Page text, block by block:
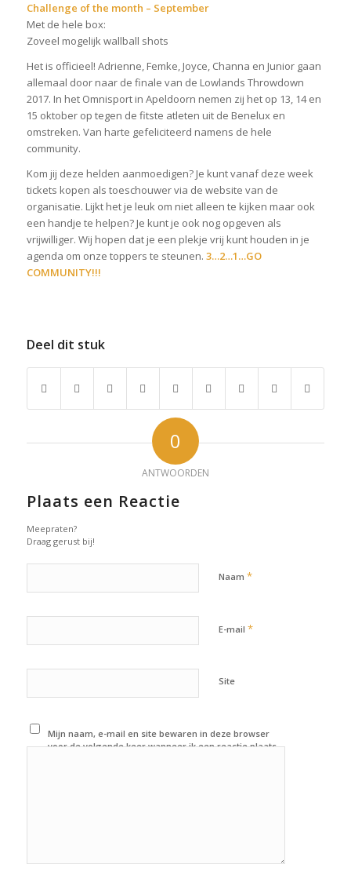
Challenge of the month – September
Met de hele box:
Zoveel mogelijk wallball shots
Het is officieel! Adrienne, Femke, Joyce, Channa en Junior gaan
allemaal door naar de finale van de Lowlands Throwdown
2017. In het Omnisport in Apeldoorn nemen zij het op 13, 14 en
15 oktober op tegen de fitste atleten uit de Benelux en
omstreken. Van harte gefeliciteerd namens de hele
community.
Kom jij deze helden aanmoedigen? Je kunt vanaf deze week
tickets kopen als toeschouwer via de website van de
organisatie. Lijkt het je leuk om niet alleen te kijken maar ook
een handje te helpen? Je kunt je ook nog opgeven als
vrijwilliger. Wij hopen dat je een plekje vrij kunt houden in je
agenda om onze toppers te steunen. 3…2…1…GO
COMMUNITY!!!
Deel dit stuk
0
ANTWOORDEN
Plaats een Reactie
Meepraten?
Draag gerust bij!
Naam *
E-mail *
Site
Mijn naam, e-mail en site bewaren in deze browser
voor de volgende keer wanneer ik een reactie plaats.